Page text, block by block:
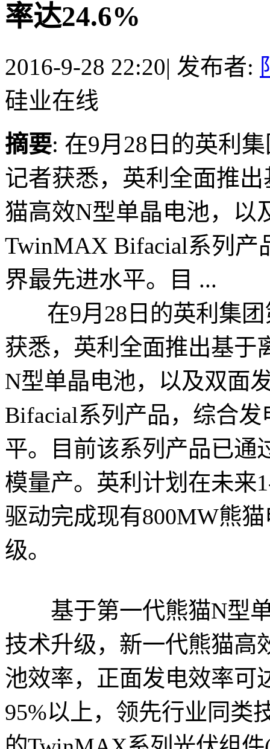
率达24.6%
2016-9-28 22:20| 发布者:
硅业在线
摘要: 在9月28日的英利
记者获悉，英利全面推
猫高效N型单晶电池，
TwinMAX Bifacial系列产
界最先进水平。目 ...
在9月28日的英利集团
获悉，英利全面推出基于
N型单晶电池，以及双
Bifacial系列产品，综合
平。目前该系列产品已通
模量产。英利计划在未来
驱动完成现有800MW熊
级。
基于第一代熊猫N型单
技术升级，新一代熊猫高
池效率，正面发电效率可
95%以上，领先行业同类